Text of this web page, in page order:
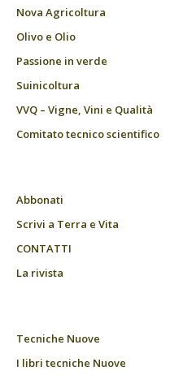
Nova Agricoltura
Olivo e Olio
Passione in verde
Suinicoltura
VVQ – Vigne, Vini e Qualità
Comitato tecnico scientifico
Abbonati
Scrivi a Terra e Vita
CONTATTI
La rivista
Tecniche Nuove
I libri tecniche Nuove